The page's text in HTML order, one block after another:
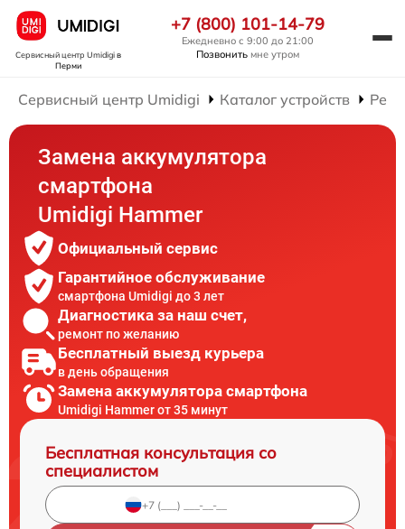
Сервисный центр Umidigiв
Перми
+7 (800) 101-14-79
Ежедневно с 9:00 до 21:00
Позвонить мне утром
Сервисный центр Umidigi Каталог устройств
Замена аккумулятора
смартфона
Umidigi Hammer
Официальный сервис
Гарантийное обслуживание
смартфона Umidigi до 3 лет
Диагностика за наш счет,
ремонт по желанию
Бесплатный выезд курьера
в день обращения
Замена аккумулятора смартфона
Umidigi Hammer от 35 минут
Бесплатная консультация со
специалистом